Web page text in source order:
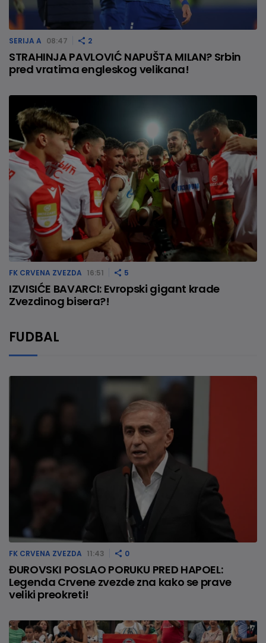
SERIJA A 08:47 2
STRAHINJA PAVLOVIĆ NAPUŠTA MILAN? Srbin
pred vratima engleskog velikana!
FK CRVENA ZVEZDA 16:51 5
IZVISIĆE BAVARCI: Evropski gigant krade
Zvezdinog bisera?!
FUDBAL
FK CRVENA ZVEZDA 11:43 0
ĐUROVSKI POSLAO PORUKU PRED HAPOEL:
Legenda Crvene zvezde zna kako se prave
veliki preokreti!